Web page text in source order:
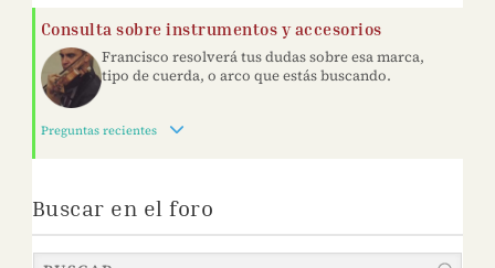
Consulta sobre instrumentos y accesorios
Francisco resolverá tus dudas sobre esa marca,
tipo de cuerda, o arco que estás buscando.
Preguntas recientes
Buscar en el foro